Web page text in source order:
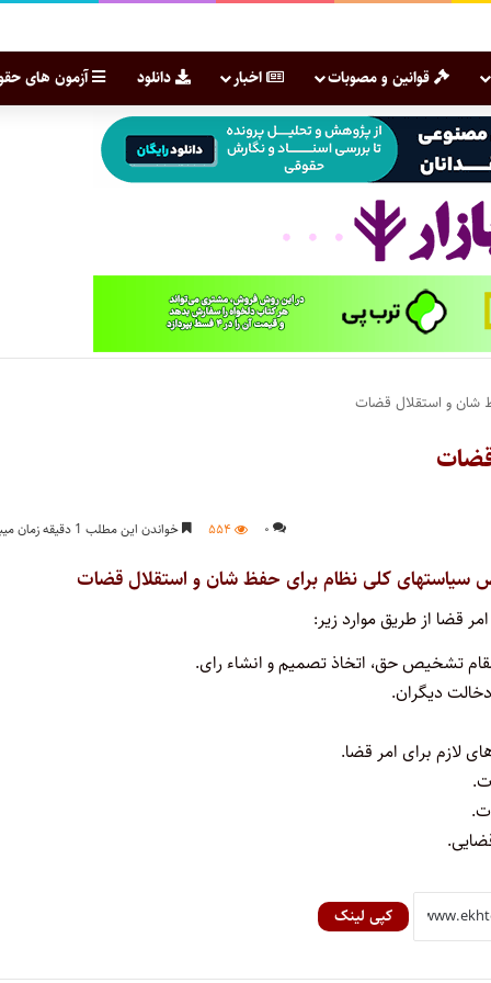
قوانین و مصوبات اخبار دانلود آزمون های
شان و استقلال قضات
۰ ۵۵۴ خواندن این مطلب 1 دقیقه زمان میبرد
کلی نظام برای حفظ شان و استقلال قضات
قضا از طریق موارد زیر:
کپی لینک